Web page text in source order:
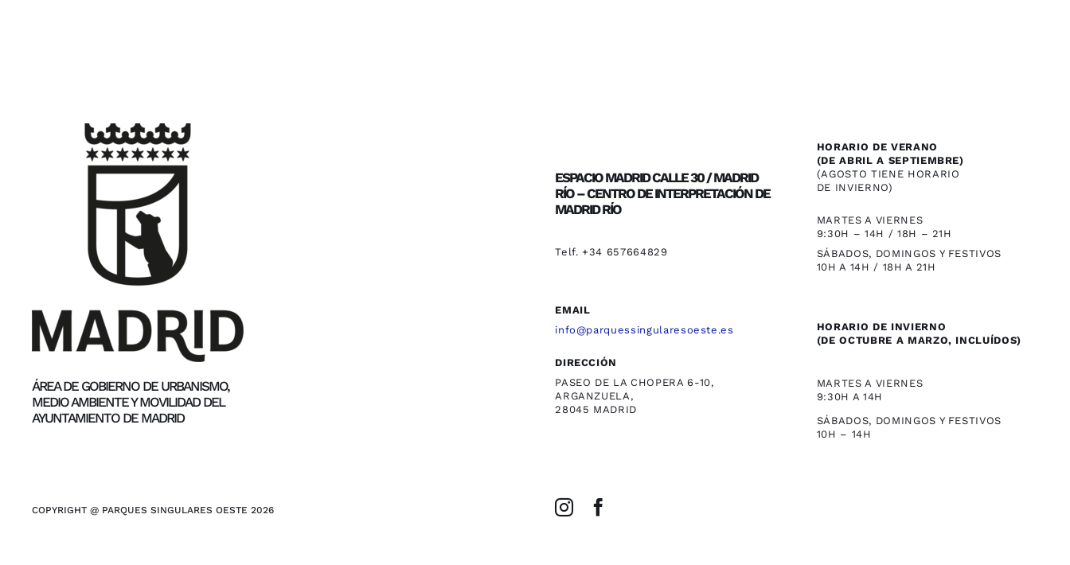
ÁREA DE GOBIERNO DE URBANISMO,
MEDIO AMBIENTE Y MOVILIDAD DEL
AYUNTAMIENTO DE MADRID
ESPACIO MADRID CALLE 30 / MADRID
RÍO – CENTRO DE INTERPRETACIÓN DE
MADRID RÍO
Telf. +34 657664829
EMAIL
info@parquessingularesoeste.es
DIRECCIÓN
PASEO DE LA CHOPERA 6-10,
ARGANZUELA,
28045 MADRID
HORARIO DE VERANO
(DE ABRIL A SEPTIEMBRE)
(AGOSTO TIENE HORARIO
DE INVIERNO)
MARTES A VIERNES
9:30H – 14H / 18H – 21H
SÁBADOS, DOMINGOS Y FESTIVOS
10H A 14H / 18H A 21H
HORARIO DE INVIERNO
(DE OCTUBRE A MARZO, INCLUÍDOS)
MARTES A VIERNES
9:30H A 14H
SÁBADOS, DOMINGOS Y FESTIVOS
10H – 14H
COPYRIGHT @ PARQUES SINGULARES OESTE 2026